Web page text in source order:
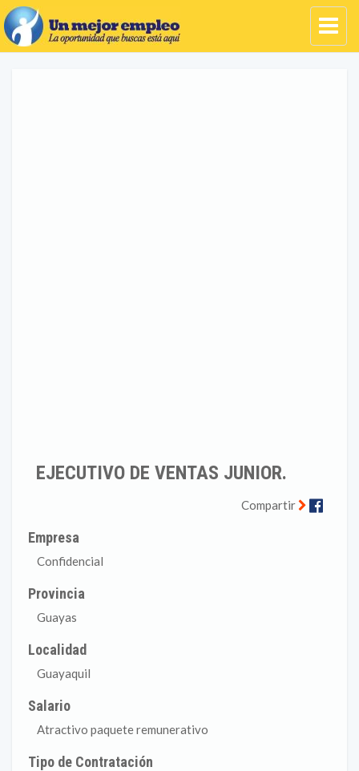
EJECUTIVO DE VENTAS JUNIOR.
Compartir
Empresa
Confidencial
Provincia
Guayas
Localidad
Guayaquil
Salario
Atractivo paquete remunerativo
Tipo de Contratación